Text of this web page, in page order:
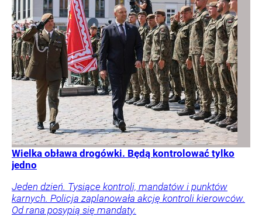
Wielka obława drogówki. Będą kontrolować tylko
jedno
Jeden dzień. Tysiące kontroli, mandatów i punktów
karnych. Policja zaplanowała akcję kontroli kierowców.
Od rana posypią się mandaty.